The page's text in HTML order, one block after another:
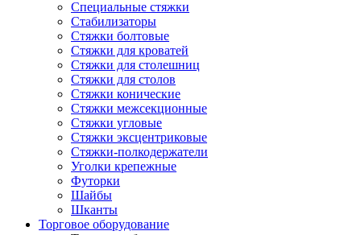
Специальные стяжки
Стабилизаторы
Стяжки болтовые
Стяжки для кроватей
Стяжки для столешниц
Стяжки для столов
Стяжки конические
Стяжки межсекционные
Стяжки угловые
Стяжки эксцентриковые
Стяжки-полкодержатели
Уголки крепежные
Футорки
Шайбы
Шканты
Торговое оборудование